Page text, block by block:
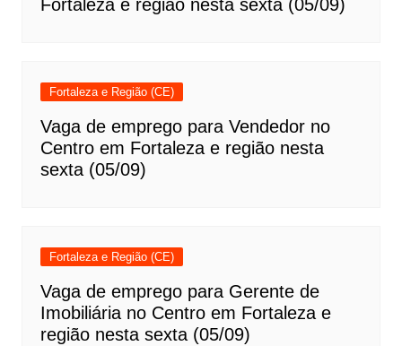
Fortaleza e região nesta sexta (05/09)
Fortaleza e Região (CE)
Vaga de emprego para Vendedor no
Centro em Fortaleza e região nesta
sexta (05/09)
Fortaleza e Região (CE)
Vaga de emprego para Gerente de
Imobiliária no Centro em Fortaleza e
região nesta sexta (05/09)